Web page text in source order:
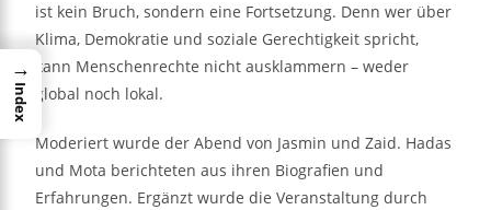
ist kein Bruch, sondern eine Fortsetzung. Denn wer über
Klima, Demokratie und soziale Gerechtigkeit spricht,
kann Menschenrechte nicht ausklammern – weder
global noch lokal.
Moderiert wurde der Abend von Jasmin und Zaid. Hadas
und Mota berichteten aus ihren Biografien und
Erfahrungen. Ergänzt wurde die Veranstaltung durch
→
Index